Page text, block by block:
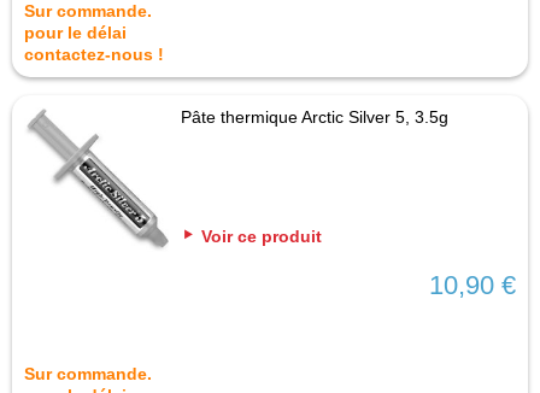
Sur commande.
pour le délai
contactez-nous !
Pâte thermique Arctic Silver 5, 3.5g
Voir ce produit
10,90 €
Sur commande.